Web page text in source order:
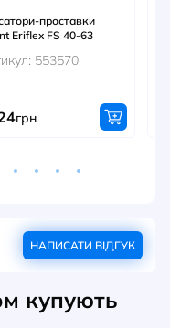
проставки
Eriflex FS 40-63
553570
грн
НАПИСАТИ ВІДГУК
купують